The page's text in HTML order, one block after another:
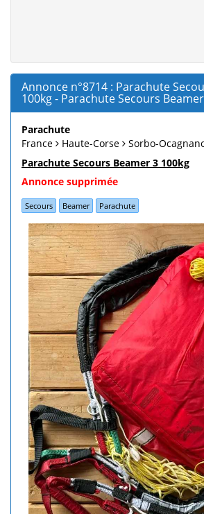
Annonce n°8714 : Parachute
100kg - Parachute Secours Beamer
Parachute
France
Haute-Corse Sorbo-
Parachute Secours Beamer 3 100kg
Annonce supprimée
Secours Beamer Parachute